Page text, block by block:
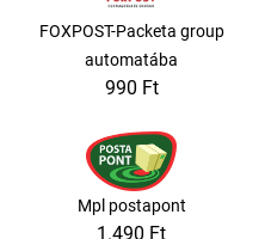
FOXPOST-Packeta group
automatába
990 Ft
Mpl postapont
1.490 Ft